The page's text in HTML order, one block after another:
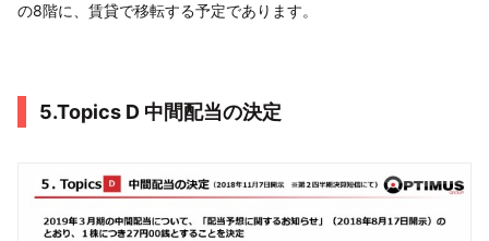
の8階に、賃貸で移転する予定であります。
5.Topics D 中間配当の決定